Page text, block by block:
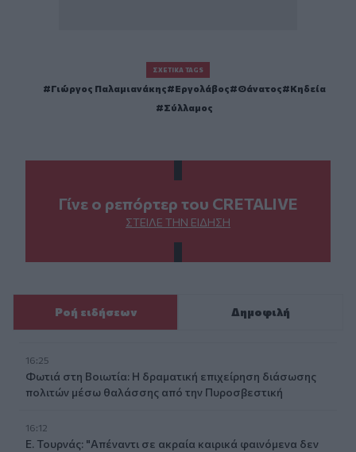
ΣΧΕΤΙΚΆ TAGS
Γιώργος Παλαμιανάκης Εργολάβος Θάνατος
Κηδεία
Σύλλαμος
Γίνε ο ρεπόρτερ του CRETALIVE
ΣΤΕΊΛΕ ΤΗΝ ΕΊΔΗΣΗ
Ροή ειδήσεων Δημοφιλή
16:25
Φωτιά στη Βοιωτία: Η δραματική επιχείρηση διάσωσης
πολιτών μέσω θαλάσσης από την Πυροσβεστική
16:12
Ε. Τουρνάς: "Απέναντι σε ακραία καιρικά φαινόμενα δεν